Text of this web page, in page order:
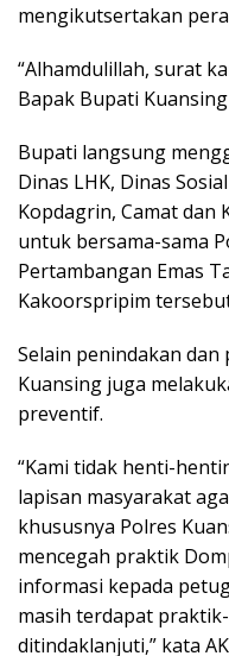
mengikutsertakan
“Alhamdulillah, surat
Bapak Bupati
Bupati langsung
Dinas LHK, Dinas
Kopdagrin, Camat dan
untuk bersama-sama
Pertambangan Emas
Kakoorspripim
Selain penindakan
Kuansing juga
preventif.
“Kami tidak henti-
lapisan masyarakat
khususnya Polres
mencegah praktik
informasi kepada
masih terdapat
ditindaklanjuti,” kata